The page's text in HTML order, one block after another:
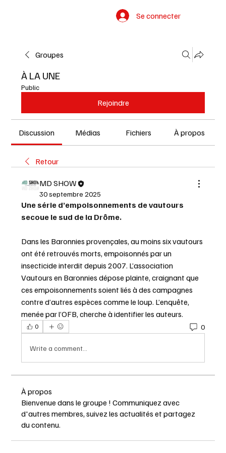
Se connecter
Groupes
À LA UNE
Public
Rejoindre
Discussion Médias Fichiers À propos
Retour
MD SHOW
30 septembre 2025
Une série d’empoisonnements de vautours
secoue le sud de la Drôme.
Dans les Baronnies provençales, au moins six vautours
ont été retrouvés morts, empoisonnés par un
insecticide interdit depuis 2007. L’association
Vautours en Baronnies dépose plainte, craignant que
ces empoisonnements soient liés à des campagnes
contre d’autres espèces comme le loup. L’enquête,
menée par l’OFB, cherche à identifier les auteurs.
0 0
Write a comment...
À propos
Bienvenue dans le groupe ! Communiquez avec
d'autres membres, suivez les actualités et partagez
du contenu.